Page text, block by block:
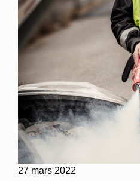
27 mars 2022